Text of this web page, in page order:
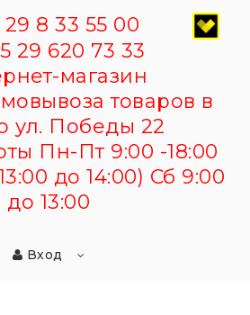
29 8 33 55 00
29 620 73 33
магазин
товаров в
ул. Победы 22
Пн-Пт 9:00 -18:00
до 14:00) Сб 9:00
до 13:00
Вход